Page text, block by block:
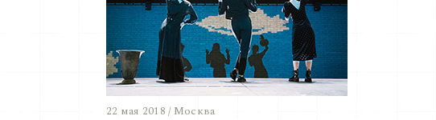
22 мая 2018 / Москва